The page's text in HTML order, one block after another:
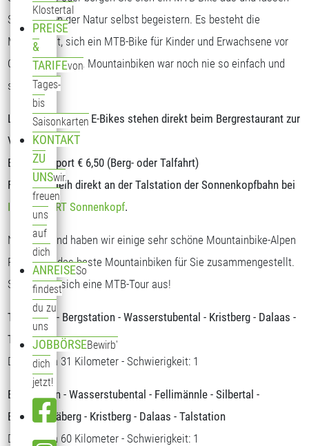
Klostertal
PREISE
&
TARIFEvon
Tages-
bis
Saisonkarten
KONTAKT
ZU
UNSwir
freuen
uns
auf
dich
ANREISESo
findest
du zu
uns
JOBBÖRSEBewirb'
dich
jetzt!
Sie sich von der Natur selbst begeistern. Es besteht die
Möglichkeit, sich ein MTB-Bike für Kinder und Erwachsene vor
Ort auszuborgen. Mountainbiken war noch nie so einfach und
spannend.
Ladestationen für E-Bikes stehen direkt beim Bergrestaurant zur
Verfügung.
Bike-Transport € 6,50 (Berg- oder Talfahrt)
Fahrradverleih direkt an der Talstation der Sonnenkopfbahn bei
INTERSPORT Sonnenkopf.
Nachstehend haben wir einige sehr schöne Mountainbike-Alpen
Routen für das beste Mountainbiken für Sie zusammengestellt.
Suchen sie sich eine MTB-Tour aus!
Talstation - Bergstation - Wasserstubental - Kristberg - Dalaas -
Talstation
Distanz: ca 31 Kilometer - Schwierigkeit: 1
Bergstation - Wasserstubental - Fellimännle - Silbertal -
Bartholomäberg - Kristberg - Dalaas - Talstation
Distanz: ca 60 Kilometer - Schwierigkeit: 1